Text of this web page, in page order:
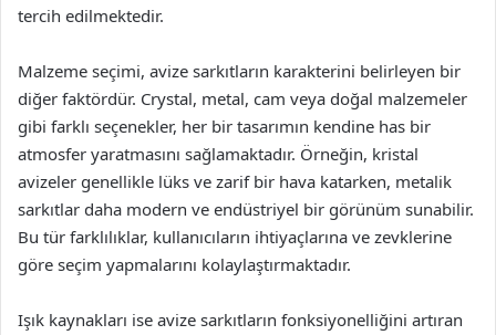
tercih edilmektedir.
Malzeme seçimi, avize sarkıtların karakterini belirleyen bir
diğer faktördür. Crystal, metal, cam veya doğal malzemeler
gibi farklı seçenekler, her bir tasarımın kendine has bir
atmosfer yaratmasını sağlamaktadır. Örneğin, kristal
avizeler genellikle lüks ve zarif bir hava katarken, metalik
sarkıtlar daha modern ve endüstriyel bir görünüm sunabilir.
Bu tür farklılıklar, kullanıcıların ihtiyaçlarına ve zevklerine
göre seçim yapmalarını kolaylaştırmaktadır.
Işık kaynakları ise avize sarkıtların fonksiyonelliğini artıran